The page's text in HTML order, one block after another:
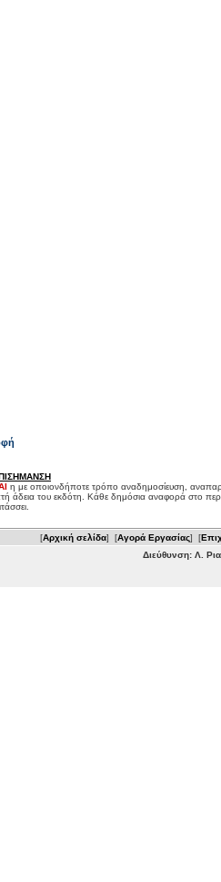
η με οποιονδήποτε τρόπο αναδημοσίευση,
άδεια του εκδότη. Κάθε δημόσια αναφορά στο
[Αρχική σελίδα] [Αγορά Εργασίας] [
Διεύθυνση: Λ.